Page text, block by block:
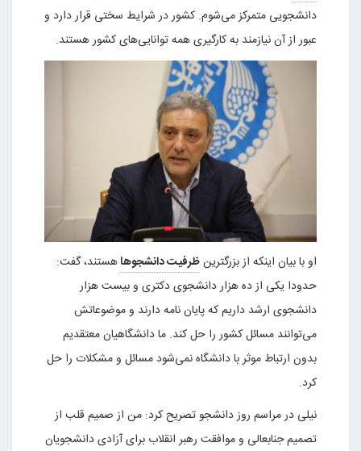
دانشجویی متمرکز می‌شوم. کشور در شرایط سختی قرار دارد و
عبور از آن نیازمند به کارگیری همه توانایی‌های کشور هستند.
او با بیان اینکه از بزرگترینظرفیت دانشجو‌هاهستند، گفت:
حدودا یکی از ده هزار دانشجوی دکتری و بیست هزار
دانشجوی ارشد داریم که پایان نامه دارند و موضوعاتش
می‌توانند مسائل کشور را حل کند. ما دانشگاهیان معتقدیم
بدون ارتباط موثر با دانشگاه نمی‌شود مسائل و مشکلات را حل
کرد.
نیلی در مراسم روز دانشجو تصریح کرد: من از صمیم قلب از
تصمیم جنابعالی و موافقت رهبر انقلاب برای آزادی دانشجویان